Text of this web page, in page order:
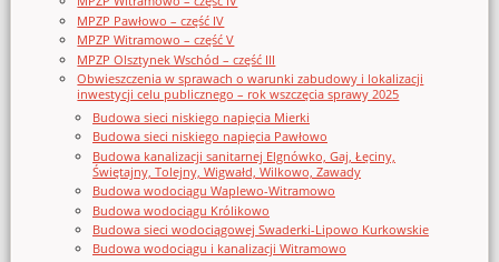
MPZP Pawłowo – część IV
MPZP Witramowo – część V
MPZP Olsztynek Wschód – część III
Obwieszczenia w sprawach o warunki zabudowy i lokalizacji
inwestycji celu publicznego – rok wszczęcia sprawy 2025
Budowa sieci niskiego napięcia Mierki
Budowa sieci niskiego napięcia Pawłowo
Budowa kanalizacji sanitarnej Elgnówko, Gaj, Łęciny,
Świętajny, Tolejny, Wigwałd, Wilkowo, Zawady
Budowa wodociągu Waplewo-Witramowo
Budowa wodociągu Królikowo
Budowa sieci wodociągowej Swaderki-Lipowo Kurkowskie
Budowa wodociągu i kanalizacji Witramowo